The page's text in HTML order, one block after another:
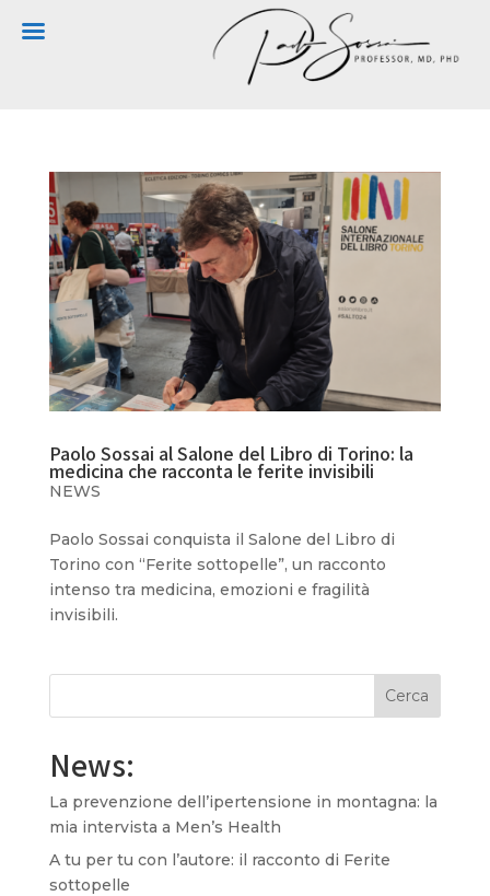
Paolo Sossai al Salone del Libro di Torino: la
medicina che racconta le ferite invisibili
NEWS
Paolo Sossai conquista il Salone del Libro di
Torino con “Ferite sottopelle”, un racconto
intenso tra medicina, emozioni e fragilità
invisibili.
Cerca
News:
La prevenzione dell’ipertensione in montagna: la
mia intervista a Men’s Health
A tu per tu con l’autore: il racconto di Ferite
sottopelle